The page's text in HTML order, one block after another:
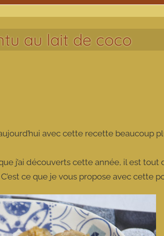
au lait de coco
avec cette recette beaucoup
j’ai découverts cette année, il est
ce que je vous propose avec cette